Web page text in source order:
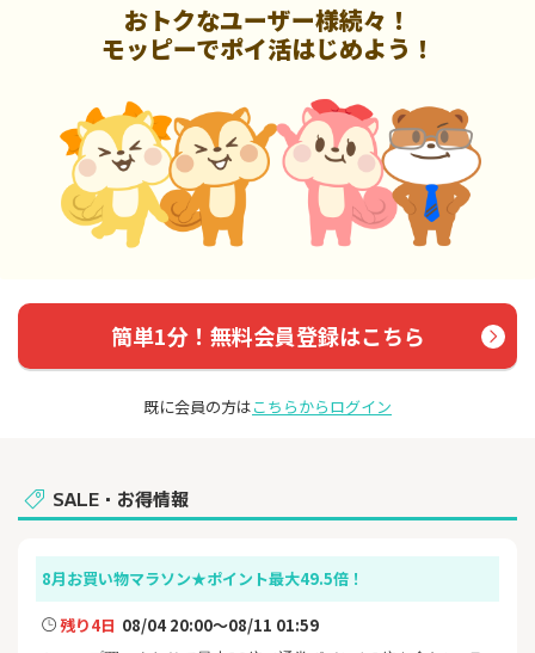
おトクなユーザー様続々！
モッピーでポイ活はじめよう！
簡単1分！無料会員登録はこちら
既に会員の方はこちらからログイン
SALE・お得情報
8月お買い物マラソン★ポイント最大49.5倍！
残り4日 08/04 20:00～08/11 01:59